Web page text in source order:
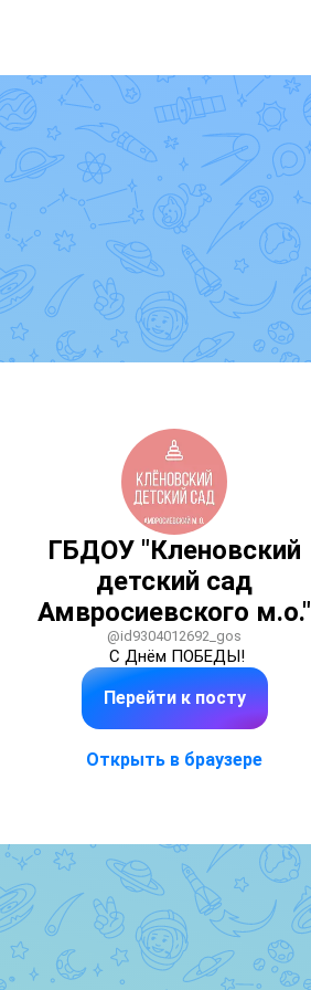
ГБДОУ "Кленовский
детский сад
Амвросиевского м.о."
@id9304012692_gos
С Днём ПОБЕДЫ!
Перейти к посту
Открыть в браузере